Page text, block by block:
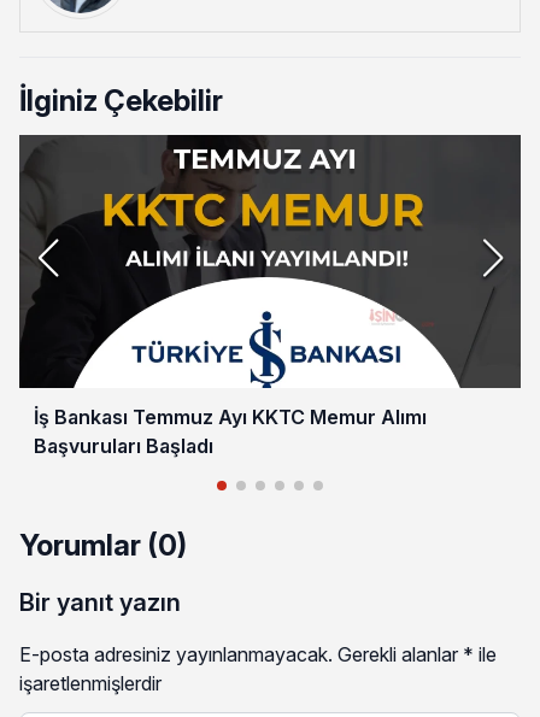
İlginiz Çekebilir
İş Bankası Temmuz Ayı KKTC Memur Alımı
Başvuruları Başladı
Yorumlar (0)
Bir yanıt yazın
E-posta adresiniz yayınlanmayacak. Gerekli alanlar * ile
işaretlenmişlerdir